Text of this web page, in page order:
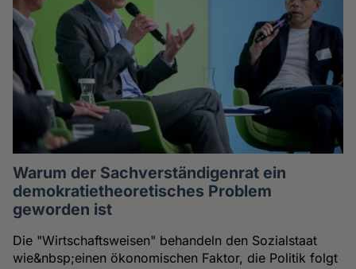
Warum der Sachverständigenrat ein
demokratietheoretisches Problem
geworden ist
Die "Wirtschaftsweisen" behandeln den Sozialstaat
wie&nbsp;einen ökonomischen Faktor, die Politik folgt